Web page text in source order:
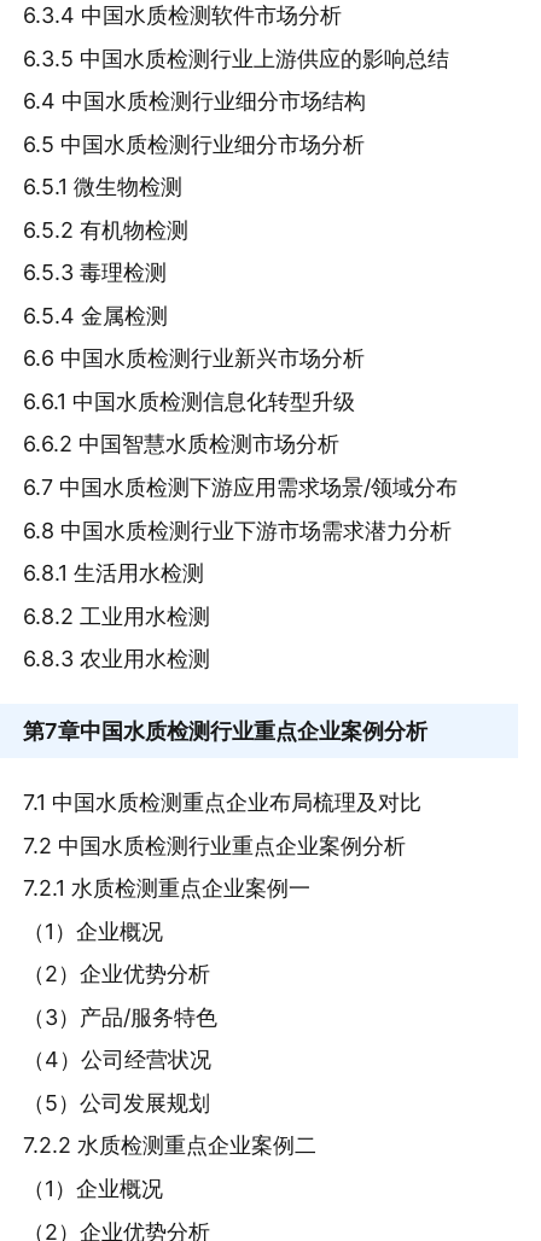
6.3.4 中国水质检测软件市场分析
6.3.5 中国水质检测行业上游供应的影响总结
6.4 中国水质检测行业细分市场结构
6.5 中国水质检测行业细分市场分析
6.5.1 微生物检测
6.5.2 有机物检测
6.5.3 毒理检测
6.5.4 金属检测
6.6 中国水质检测行业新兴市场分析
6.6.1 中国水质检测信息化转型升级
6.6.2 中国智慧水质检测市场分析
6.7 中国水质检测下游应用需求场景/领域分布
6.8 中国水质检测行业下游市场需求潜力分析
6.8.1 生活用水检测
6.8.2 工业用水检测
6.8.3 农业用水检测
第7章中国水质检测行业重点企业案例分析
7.1 中国水质检测重点企业布局梳理及对比
7.2 中国水质检测行业重点企业案例分析
7.2.1 水质检测重点企业案例一
（1）企业概况
（2）企业优势分析
（3）产品/服务特色
（4）公司经营状况
（5）公司发展规划
7.2.2 水质检测重点企业案例二
（1）企业概况
（2）企业优势分析